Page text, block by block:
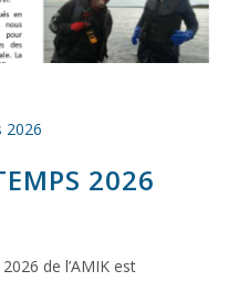
2026
2026
de l’AMIK est